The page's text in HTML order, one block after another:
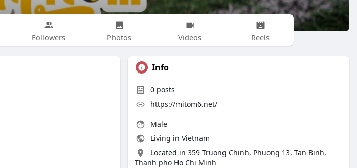
Followers Photos Videos Reels
Info
0 posts
https://mitom6.net/
Male
Living in Vietnam
Located in 359 Truong Chinh, Phuong 13, Tan Binh,
Thanh pho Ho Chi Minh